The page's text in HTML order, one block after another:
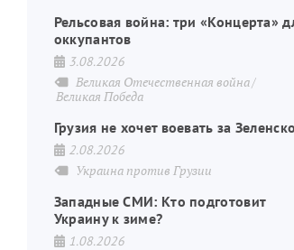
Рельсовая война: три «Концерта»
оккупантов
3.08.2026
Великая Отечественная война
Великая Победа
Грузия не хочет воевать за
2.08.2026
Украина против Грузии
Западные СМИ: Кто подготовит
Украину к зиме?
1.08.2026